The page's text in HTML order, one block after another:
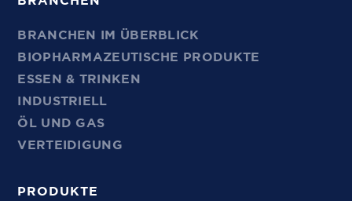
BRANCHEN IM ÜBERBLICK
BIOPHARMAZEUTISCHE PRODUKTE
ESSEN & TRINKEN
INDUSTRIELL
ÖL UND GAS
VERTEIDIGUNG
PRODUKTE